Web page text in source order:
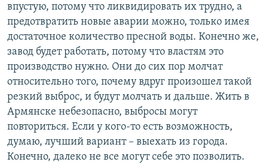
впустую, потому что ликвидировать их трудно, а
предотвратить новые аварии можно, только имея
достаточное количество пресной воды. Конечно же,
завод будет работать, потому что властям это
производство нужно. Они до сих пор молчат
относительно того, почему вдруг произошел такой
резкий выброс, и будут молчать и дальше. Жить в
Армянске небезопасно, выбросы могут
повториться. Если у кого-то есть возможность,
думаю, лучший вариант – выехать из города.
Конечно, далеко не все могут себе это позволить.